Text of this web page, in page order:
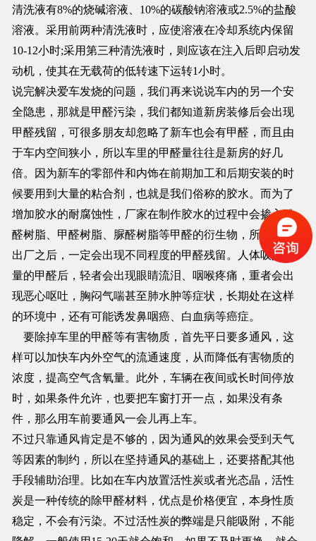
清洗液有8%的烧碱溶液、10%的碳酸钠溶液或2.5%的盐酸
溶液。采用前两种清洗液时，应使溶液在冷却系统内保留
10-12小时;采用第三种清洗液时，则应该在注入后即启动发
动机，使其在无载荷的低转速下运转1小时。
说完解决爱车发烧的问题，我们再来说说车内的另一个安
全隐患，那就是甲醛污染，我们都知道新房装修后会出现
甲醛残留，可很多朋友却忽略了新车也会有甲醛，而且由
于车内空间狭小，所以车里的甲醛量往往是新房的好几
倍。因为新车的零部件和内饰在前期加工和后期安装的时
候要用到大量的粘合剂，也就是我们俗称的胶水。而为了
增加胶水的耐腐蚀性，厂家在制作胶水的过程中会掺入酚
醛树脂、甲醛树脂、脲醛树脂等甲醛的衍生物，所以新车
出厂之后，一定会出现不同程度的甲醛残留。人体吸入过
量的甲醛后，轻者会出现眼睛流泪、咽喉疼痛，重者会出
现恶心呕吐，胸闷气喘甚至肺水肿等症状，长期处在这样
的环境中，还有可能诱发鼻咽癌、白血病等癌症。
要除掉车里的甲醛等有害物质，首先平日要多通风，这
样可以加快车内外空气的流通速度，从而降低有害物质的
浓度，提高空气含氧量。此外，车辆在夜间或长时间停放
时，如果条件允许，也要把车窗打开一点，如果没有条
件，那么用车前要通风一会儿再上车。
不过只靠通风肯定是不够的，因为通风的效果会受到天气
等因素的制约，所以在坚持通风的基础上，还要搭配其他
手段辅助治理。比如在车内放置活性炭或者光态晶，活性
炭是一种传统的除甲醛材料，优点是价格便宜，本身性质
稳定，不会有污染。不过活性炭的弊端是只能吸附，不能